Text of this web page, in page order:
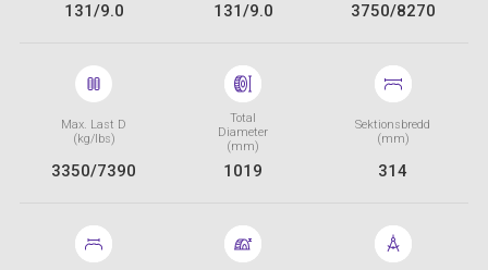
131/9.0 131/9.0 3750/8270
Max. Last D
(kg/lbs)
3350/7390
Total
Diameter
(mm)
1019
Sektionsbredd
(mm)
314